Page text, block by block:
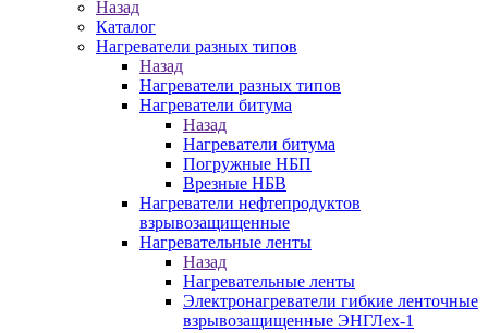
Назад
Каталог
Нагреватели разных типов
Назад
Нагреватели разных типов
Нагреватели битума
Назад
Нагреватели битума
Погружные НБП
Врезные НБВ
Нагреватели нефтепродуктов
взрывозащищенные
Нагревательные ленты
Назад
Нагревательные ленты
Электронагреватели гибкие ленточные
взрывозащищенные ЭНГЛех-1